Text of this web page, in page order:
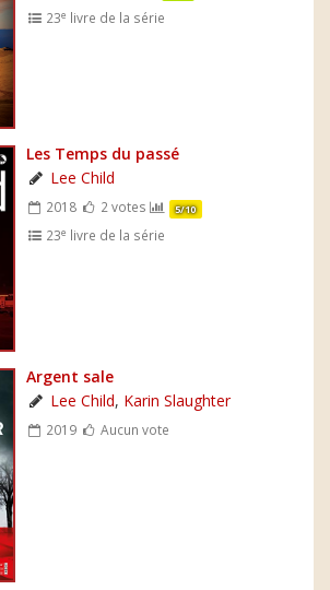
23e livre de la série
Les Temps du passé
Lee Child
2018 2 votes 5/10
23e livre de la série
Argent sale
Lee Child, Karin Slaughter
2019 Aucun vote